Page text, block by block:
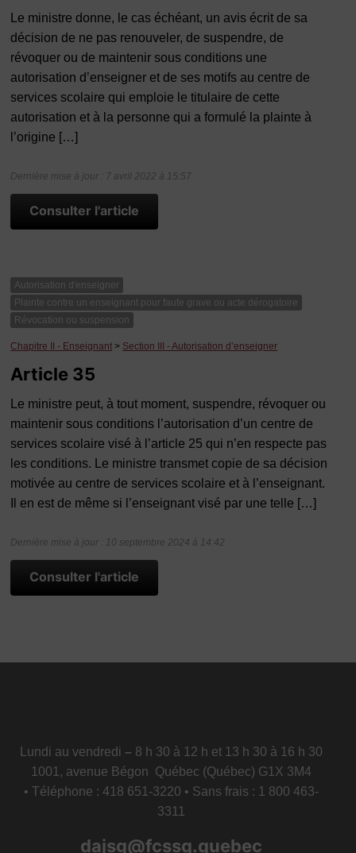
Le ministre donne, le cas échéant, un avis écrit de sa
décision de ne pas renouveler, de suspendre, de
révoquer ou de maintenir sous conditions une
autorisation d’enseigner et de ses motifs au centre de
services scolaire qui emploie le titulaire de cette
autorisation et à la personne qui a formulé la plainte à
l’origine […]
Dernière mise à jour : 7 avril 2022 à 15:57
Consulter l'article
Autorisation d'enseigner
Plainte contre un enseignant pour faute grave ou acte dérogatoire
Révocation ou suspension
Chapitre II - Enseignant > Section III - Autorisation d’enseigner
Article 35
Le ministre peut, à tout moment, suspendre, révoquer ou
maintenir sous conditions l’autorisation d’un centre de
services scolaire visé à l’article 25 qui n’en respecte pas
les conditions. Le ministre transmet copie de sa décision
motivée au centre de services scolaire et à l’enseignant.
Il en est de même si l’enseignant visé par une telle […]
Dernière mise à jour : 10 septembre 2024 à 14:42
Consulter l'article
Lundi au vendredi – 8 h 30 à 12 h et 13 h 30 à 16 h 30
1001, avenue Bégon Québec (Québec) G1X 3M4
• Téléphone : 418 651-3220 • Sans frais : 1 800 463-
3311
dajsg@fcssq.quebec